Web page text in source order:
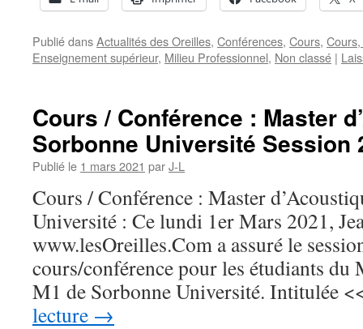
Publié dansActualités des Oreilles, Conférences, Cours,
Enseignement supérieur, Milieu Professionnel, Non classé |
Cours / Conférence : Master
Sorbonne Université Session
Publié le 1 mars 2021 parJ-L
Cours / Conférence : Master
Université : Ce lundi 1er Mars 2021,
www.lesOreilles.Com a assuré le
cours/conférence pour les étudiants du
M1 de Sorbonne Université. Intitulée
lecture →